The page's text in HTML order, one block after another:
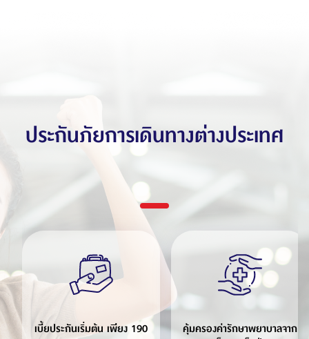
ประกันภัยการเดินทางต่างประเทศ
เบี้ยประกันเริ่มต้น เพียง 190
คุ้มครองค่ารักษาพยาบาลจาก